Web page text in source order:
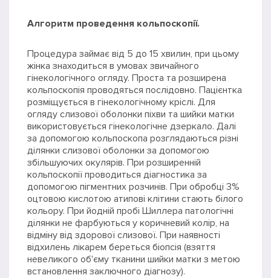
Алгоритм проведення кольпоскопії.
Процедура займає від 5 до 15 хвилин, при цьому
жінка знаходиться в умовах звичайного
гінекологічного огляду. Проста та розширена
кольпоскопія проводяться послідовно. Пацієнтка
розміщується в гінекологічному кріслі. Для
огляду слизової оболонки піхви та шийки матки
використовується гінекологічне дзеркало. Далі
за допомогою кольпоскопа розглядаються різні
ділянки слизової оболонки за допомогою
збільшуючих окулярів. При розширенній
кольпоскопії проводиться діагностика за
допомогою пігментних розчинів. При обробці 3%
оцтовою кислотою атипові клітини стають білого
кольору. При йодній пробі Шиллера патологічні
ділянки не фарбуються у коричневий колір, на
відміну від здорової слизової. При наявності
відхилень лікарем береться біопсія (взяття
невеликого об'єму тканини шийки матки з метою
встановлення заключного діагнозу).